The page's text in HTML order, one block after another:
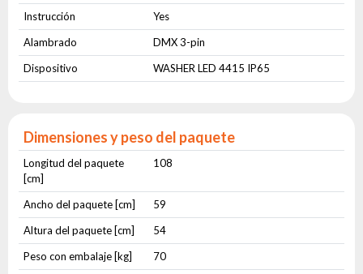
Instrucción
Yes
Alambrado
DMX 3-pin
Dispositivo
WASHER LED 4415 IP65
Dimensiones y peso del paquete
Longitud del paquete
[cm]
108
Ancho del paquete [cm]
59
Altura del paquete [cm]
54
Peso con embalaje [kg]
70